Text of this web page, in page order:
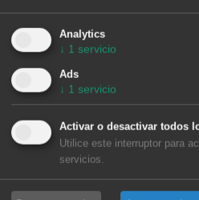
España peninsular, producción
En España peninsular el inicio
ha sido menos caluroso, con la
temperaturas medias respecto a
semana pasada. Esto ha
período, lademanda eléctrica
Analytics
↓ 1 servicio
Ads
↓ 1 servicio
Activar o desactivar todos
Utilice este interruptor para
servicios.